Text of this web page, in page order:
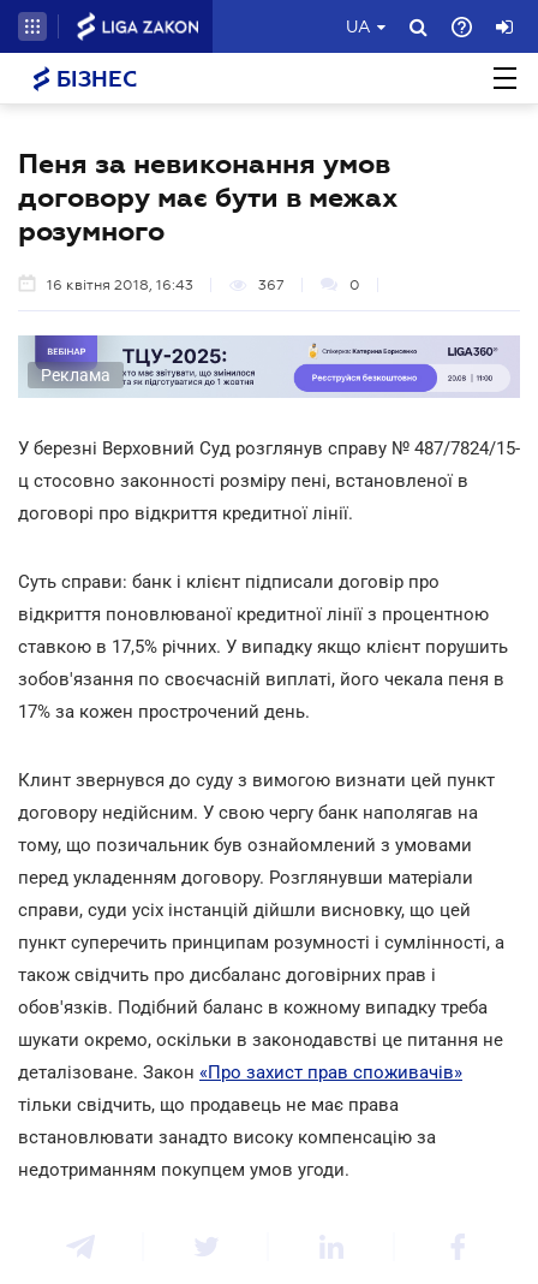
UA
БІЗНЕС
Пеня за невиконання умов
договору має бути в межах
розумного
16 квітня 2018, 16:43 367 0
Реклама
У березні Верховний Суд розглянув справу № 487/7824/15-
ц стосовно законності розміру пені, встановленої в
договорі про відкриття кредитної лінії.
Суть справи: банк і клієнт підписали договір про
відкриття поновлюваної кредитної лінії з процентною
ставкою в 17,5% річних. У випадку якщо клієнт порушить
зобов'язання по своєчасній виплаті, його чекала пеня в
17% за кожен прострочений день.
Клинт звернувся до суду з вимогою визнати цей пункт
договору недійсним. У свою чергу банк наполягав на
тому, що позичальник був ознайомлений з умовами
перед укладенням договору. Розглянувши матеріали
справи, суди усіх інстанцій дійшли висновку, що цей
пункт суперечить принципам розумності і сумлінності, а
також свідчить про дисбаланс договірних прав і
обов'язків. Подібний баланс в кожному випадку треба
шукати окремо, оскільки в законодавстві це питання не
деталізоване. Закон «Про захист прав споживачів»
тільки свідчить, що продавець не має права
встановлювати занадто високу компенсацію за
недотриманням покупцем умов угоди.